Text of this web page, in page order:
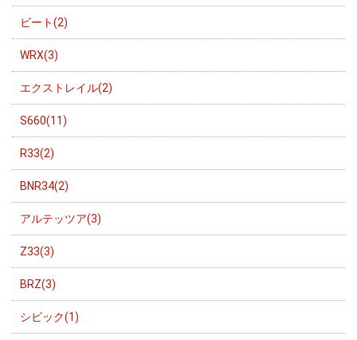
ビート(2)
WRX(3)
エクストレイル(2)
S660(11)
R33(2)
BNR34(2)
アルテッツア(3)
Z33(3)
BRZ(3)
シビック(1)